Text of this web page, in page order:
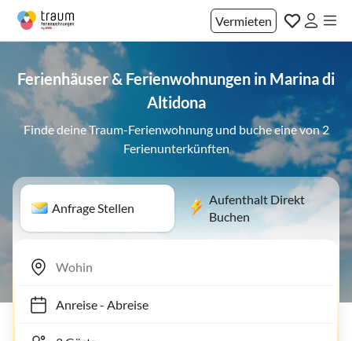
Vermieten
Ferienhäuser & Ferienwohnungen in Marina di
Altidona
Finde deine Traum-Ferienwohnung und buche eine von 2
Ferienunterkünften
Anfrage Stellen
Aufenthalt Direkt
Buchen
Anreise- Abreise